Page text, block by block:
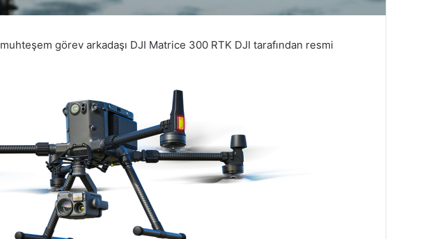
görev arkadaşı DJI Matrice 300 RTK DJI tarafından resmi